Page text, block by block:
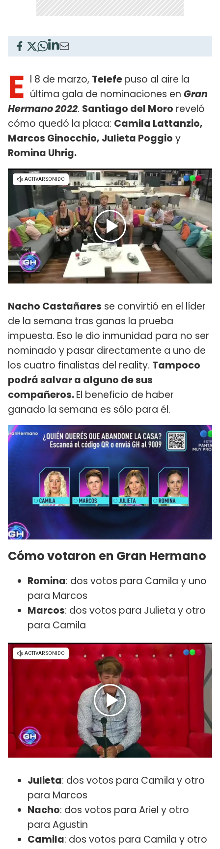
E l 8 de marzo, Telefepuso al aire la
última gala de nominaciones en Gran
Hermano 2022. Santiago del Moro reveló
cómo quedó la placa: Camila Lattanzio,
Marcos Ginocchio, Julieta Poggio y
Romina Uhrig.
Nacho Castañares se convirtió en el líder
de la semana tras ganas la prueba
impuesta. Eso le dio inmunidad para no ser
nominado y pasar directamente a uno de
los cuatro finalistas del reality. Tampoco
podrá salvar a alguno de sus
compañeros.El beneficio de haber
ganado la semana es sólo para él.
Cómo votaron en Gran Hermano
Romina: dos votos para Camila y uno
para Marcos
Marcos: dos votos para Julieta y otro
para Camila
Julieta: dos votos para Camila y otro
para Marcos
Nacho: dos votos para Ariel y otro
para Agustin
Camila: dos votos para Camila y otro